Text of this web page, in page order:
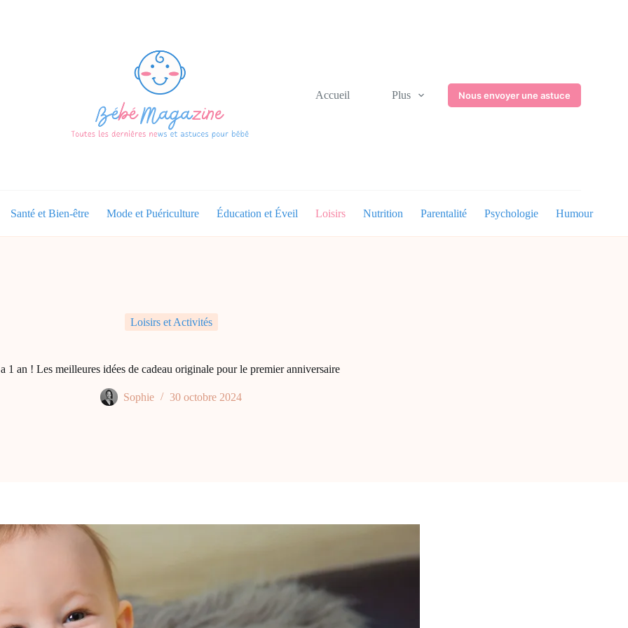
Accueil Plus Nous envoyer une astuce
Santé et Bien-être Mode et Puériculture Éducation et Éveil Loisirs Nutrition Parentalité Psychologie Humour
Loisirs et Activités
1 an ! Les meilleures idées de cadeau originale pour le premier anniversaire
Sophie 30 octobre 2024